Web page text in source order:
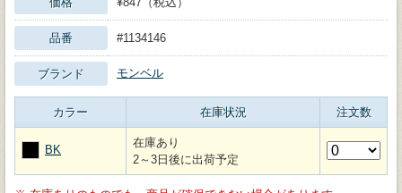
品番 #1134146
ブランド モンベル
カラー 在庫状況 注文数
BK
在庫あり
2～3日後に出荷予定